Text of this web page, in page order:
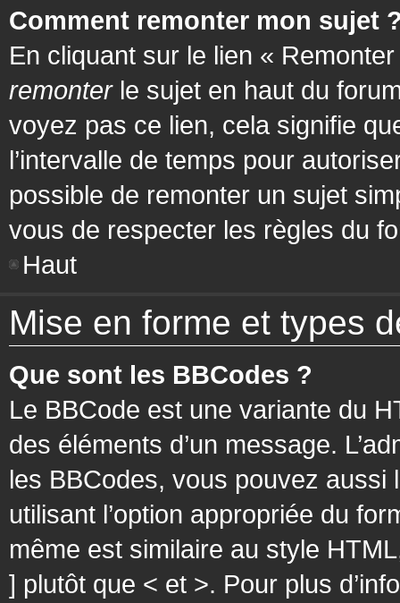
Comment remonter mon sujet
En cliquant sur le lien «
remonterle sujet en haut du
voyez pas ce lien, cela signifie
l’intervalle de temps pour
possible de remonter un sujet
vous de respecter les règles du
Haut
Mise en forme et types
Que sont les BBCodes ?
Le BBCode est une variante du
des éléments d’un message.
les BBCodes, vous pouvez
utilisant l’option appropriée du
même est similaire au style
] plutôt que < et >. Pour plus